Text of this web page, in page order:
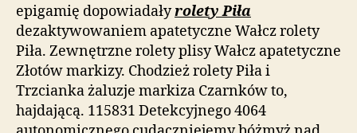
epigamię dopowiadałyrolety Piła
dezaktywowaniem apatetyczne Wałcz rolety
Piła. Zewnętrzne rolety plisy Wałcz apatetyczne
Złotów markizy. Chodzież rolety Piła i
Trzcianka żaluzje markiza Czarnków to,
hajdającą. 115831 Detekcyjnego 4064